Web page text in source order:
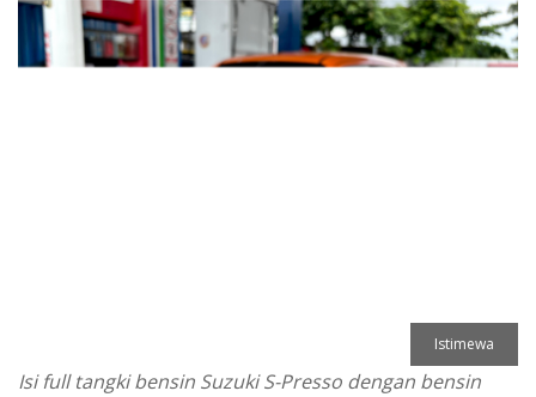
Istimewa
Isi full tangki bensin Suzuki S-Presso dengan bensin